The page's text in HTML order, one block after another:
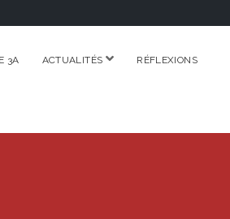
3A ACTUALITÉS ouvrirRÉFLEXIONS